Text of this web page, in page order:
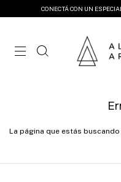
CONECTÁ CON UN
La página que estás